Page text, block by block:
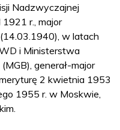
Nadzwyczajnej
r., major
w latach
i Ministerstwa
generał-major
2 kwietnia 1953
1955 r. w Moskwie,